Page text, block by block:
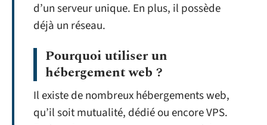
d’un serveur unique. En plus, il possède
déjà un réseau.
Pourquoi utiliser un
hébergement web ?
Il existe de nombreux hébergements web,
qu’il soit mutualité, dédié ou encore VPS.